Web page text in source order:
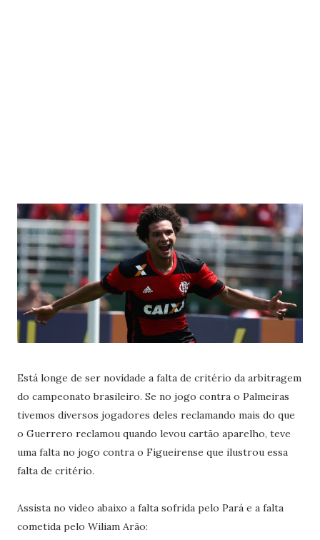
Está longe de ser novidade a falta de critério da arbitragem
do campeonato brasileiro. Se no jogo contra o Palmeiras
tivemos diversos jogadores deles reclamando mais do que
o Guerrero reclamou quando levou cartão aparelho, teve
uma falta no jogo contra o Figueirense que ilustrou essa
falta de critério.
Assista no video abaixo a falta sofrida pelo Pará e a falta
cometida pelo Wiliam Arão: